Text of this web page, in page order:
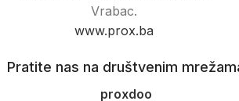
Vrabac.
www.prox.ba
Pratite nas na društvenim
proxdoo